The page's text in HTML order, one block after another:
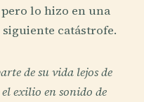
lo hizo en una
catástrofe.
de su vida lejos de
exilio en sonido de